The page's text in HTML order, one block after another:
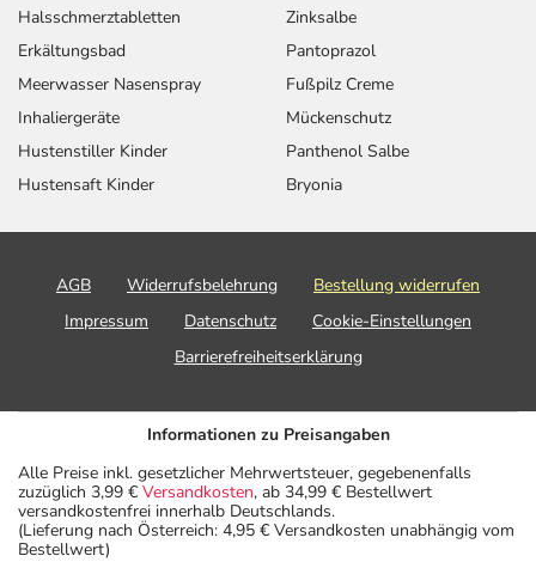
Text Personen
Allgemeine
Dosierungsempfehlung:
Erwachsene
1-1 1/2
Tabletten
Bei Harnblasenentzündung: Erwachsene
1/2-1
2-
(einmalige Gabe):
Frauen bis
Bei Gonorrhoe und
Gebärmutterhalsentzündung
(einmalige Gabe):
Erwachsene 1 Tablette
Halsschmerztabletten
Erkältungsbad
Meerwasser Nasenspray
Inhaliergeräte
Hustenstiller Kinder
Hustensaft Kinder
Zinksalbe
Pantoprazol
Fußpilz Creme
Mückenschutz
Panthenol Salbe
Bryonia
AGB Widerrufsbelehrung
Bestellung widerrufen
Impressum
Datenschutz
Cookie-Einstellungen
Barrierefreiheitserklärung
Informationen zu Preisangaben
Alle Preise inkl. gesetzlicher Mehrwertsteuer, gegebenenfalls
zuzüglich 3,99 € Versandkosten, ab 34,99 € Bestellwert
versandkostenfrei innerhalb Deutschlands.
(Lieferung nach Österreich: 4,95 € Versandkosten unabhängig vom
Bestellwert)